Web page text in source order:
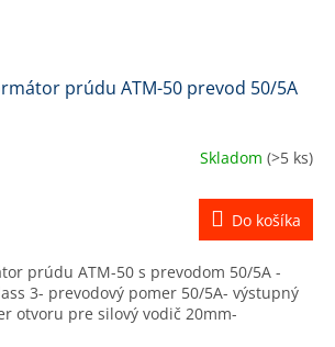
prúdu ATM-50 prevod 50/5A
Skladom (>5 ks)
Do košíka
prúdu ATM-50 s prevodom 50/5A -
3- prevodový pomer 50/5A- výstupný
otvoru pre silový vodič 20mm-